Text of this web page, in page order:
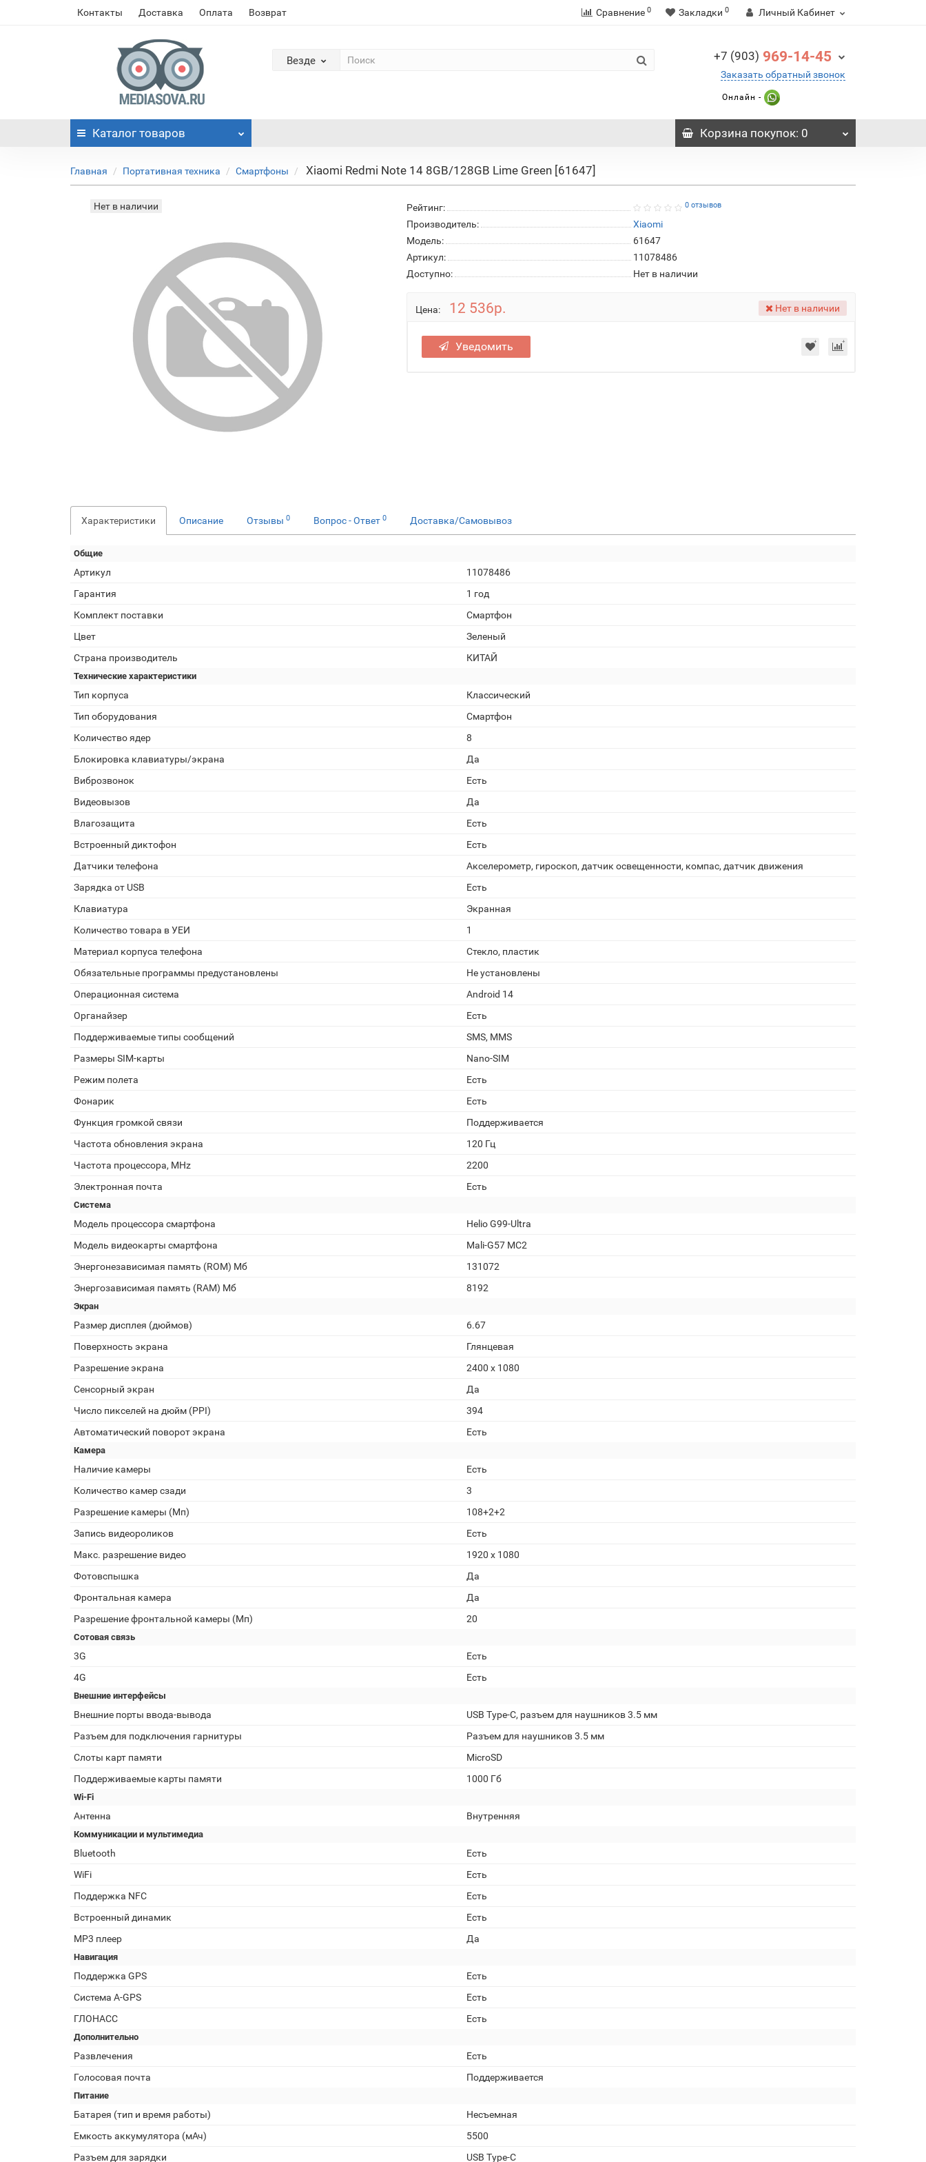
Контакты Доставка Оплата Возврат Сравнение 0 Закладки 0 Личный Кабинет
Везде +7 (903) 969-14-45
Заказать обратный звонок
Онлайн -
Каталог товаров Корзинапокупок: 0
Главная Портативная техника Смартфоны Xiaomi Redmi Note 14 8GB/128GB Lime Green [61647]
Нет в наличии Рейтинг: 0 отзывов
Производитель:
Xiaomi
Модель:
61647
Артикул:
11078486
Доступно:
Нет в наличии
Цена: 12 536р. Нет в наличии
Уведомить
Характеристики Описание Отзывы 0 Вопрос - Ответ 0 Доставка/Самовывоз
Общие
Артикул
11078486
Гарантия
1 год
Комплект поставки
Смартфон
Цвет
Зеленый
Страна производитель
КИТАЙ
Технические характеристики
Тип корпуса
Классический
Тип оборудования
Смартфон
Количество ядер
8
Блокировка клавиатуры/экрана
Да
Виброзвонок
Есть
Видеовызов
Да
Влагозащита
Есть
Встроенный диктофон
Есть
Датчики телефона
Акселерометр, гироскоп, датчик освещенности, компас, датчик движения
Зарядка от USB
Есть
Клавиатура
Экранная
Количество товара в УЕИ
1
Материал корпуса телефона
Стекло, пластик
Обязательные программы предустановлены
Не установлены
Операционная система
Android 14
Органайзер
Есть
Поддерживаемые типы сообщений
SMS, MMS
Размеры SIM-карты
Nano-SIM
Режим полета
Есть
Фонарик
Есть
Функция громкой связи
Поддерживается
Частота обновления экрана
120 Гц
Частота процессора, MHz
2200
Электронная почта
Есть
Система
Модель процессора смартфона
Helio G99-Ultra
Модель видеокарты смартфона
Mali-G57 MC2
Энергонезависимая память (ROM) Мб
131072
Энергозависимая память (RAM) Мб
8192
Экран
Размер дисплея (дюймов)
6.67
Поверхность экрана
Глянцевая
Разрешение экрана
2400 x 1080
Сенсорный экран
Да
Число пикселей на дюйм (PPI)
394
Автоматический поворот экрана
Есть
Камера
Наличие камеры
Есть
Количество камер сзади
3
Разрешение камеры (Мп)
108+2+2
Запись видеороликов
Есть
Макс. разрешение видео
1920 х 1080
Фотовспышка
Да
Фронтальная камера
Да
Разрешение фронтальной камеры (Мп)
20
Сотовая связь
3G
Есть
4G
Есть
Внешние интерфейсы
Внешние порты ввода-вывода
USB Type-C, разъем для наушников 3.5 мм
Разъем для подключения гарнитуры
Разъем для наушников 3.5 мм
Слоты карт памяти
MicroSD
Поддерживаемые карты памяти
1000 Гб
Wi-Fi
Антенна Внутренняя
Коммуникации и мультимедиа
Bluetooth
Есть
WiFi
Есть
Поддержка NFC
Есть
Встроенный динамик
Есть
MP3 плеер
Да
Навигация
Поддержка GPS
Есть
Cистема A-GPS
Есть
ГЛОНАСС
Есть
Дополнительно
Развлечения
Есть
Голосовая почта
Поддерживается
Питание
Батарея (тип и время работы)
Несъемная
Емкость аккумулятора (мАч)
5500
Разъем для зарядки
USB Type-C